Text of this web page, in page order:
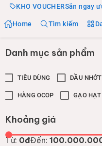
KHO VOUCHERSăn ngay
Home Tìm kiếm
Danh mục sản phẩm
TIÊU DÙNG DẦU NHỚT
HÀNG OCOP GẠO HẠT
Khoảng giá
Từ: 0đĐến: